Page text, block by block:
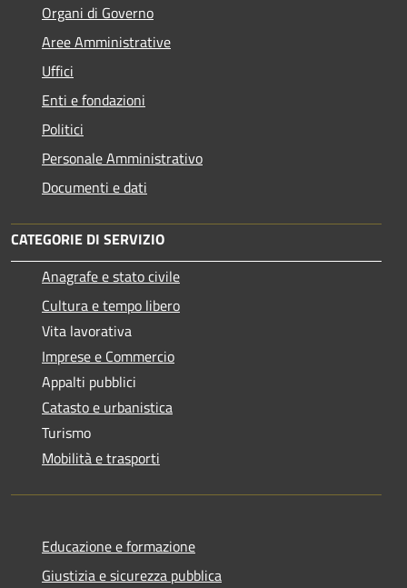
Organi di Governo
Aree Amministrative
Uffici
Enti e fondazioni
Politici
Personale Amministrativo
Documenti e dati
CATEGORIE DI SERVIZIO
Anagrafe e stato civile
Cultura e tempo libero
Vita lavorativa
Imprese e Commercio
Appalti pubblici
Catasto e urbanistica
Turismo
Mobilità e trasporti
Educazione e formazione
Giustizia e sicurezza pubblica